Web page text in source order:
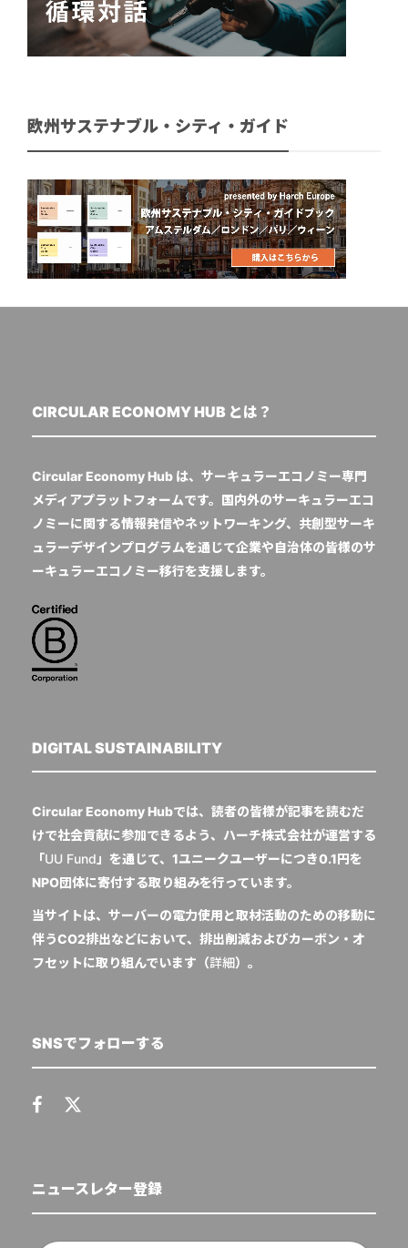
欧州サステナブル・シティ・ガイド
CIRCULAR ECONOMY HUB とは？
Circular Economy Hub は、サーキュラーエコノミー専門
メディアプラットフォームです。国内外のサーキュラーエコ
ノミーに関する情報発信やネットワーキング、共創型サーキ
ュラーデザインプログラムを通じて企業や自治体の皆様のサ
ーキュラーエコノミー移行を支援します。
DIGITAL SUSTAINABILITY
Circular Economy Hubでは、読者の皆様が記事を読むだ
けで社会貢献に参加できるよう、ハーチ株式会社が運営する
「UU Fund 」を通じて、1ユニークユーザーにつき0.1円を
NPO団体に寄付する取り組みを行っています。
当サイトは、サーバーの電力使用と取材活動のための移動に
伴うCO2排出などにおいて、排出削減およびカーボン・オ
フセットに取り組んでいます（詳細）。
SNSでフォローする
ニュースレター登録